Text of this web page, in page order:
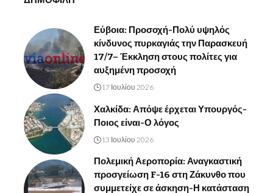
Εύβοια: Προσοχή-Πολύ υψηλός
κίνδυνος πυρκαγιάς την Παρασκευή
17/7– Έκκληση στους πολίτες για
αυξημένη προσοχή
17 Ιουλίου 2026
Χαλκίδα: Απόψε έρχεται Υπουργός-
Ποιος είναι-Ο λόγος
13 Ιουλίου 2026
Πολεμική Αεροπορία: Αναγκαστική
προσγείωση F-16 στη Ζάκυνθο που
συμμετείχε σε άσκηση-Η κατάσταση